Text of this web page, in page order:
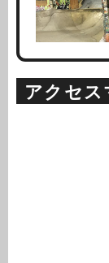
アクセ